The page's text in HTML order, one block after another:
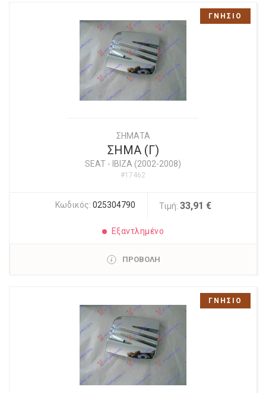
ΣΗΜΑΤΑ
ΣΗΜΑ (Γ)
SEAT - IBIZA (2002-2008)
#17462
Κωδικός: 025304790 Τιμή: 33,91 €
Εξαντλημένο
ΠΡΟΒΟΛΗ
ΓΝΗΣΙΟ
ΓΝΗΣΙΟ